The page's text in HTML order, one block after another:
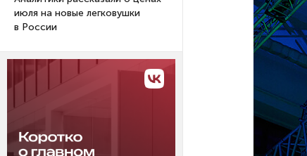
июля на новые легковушки
в России